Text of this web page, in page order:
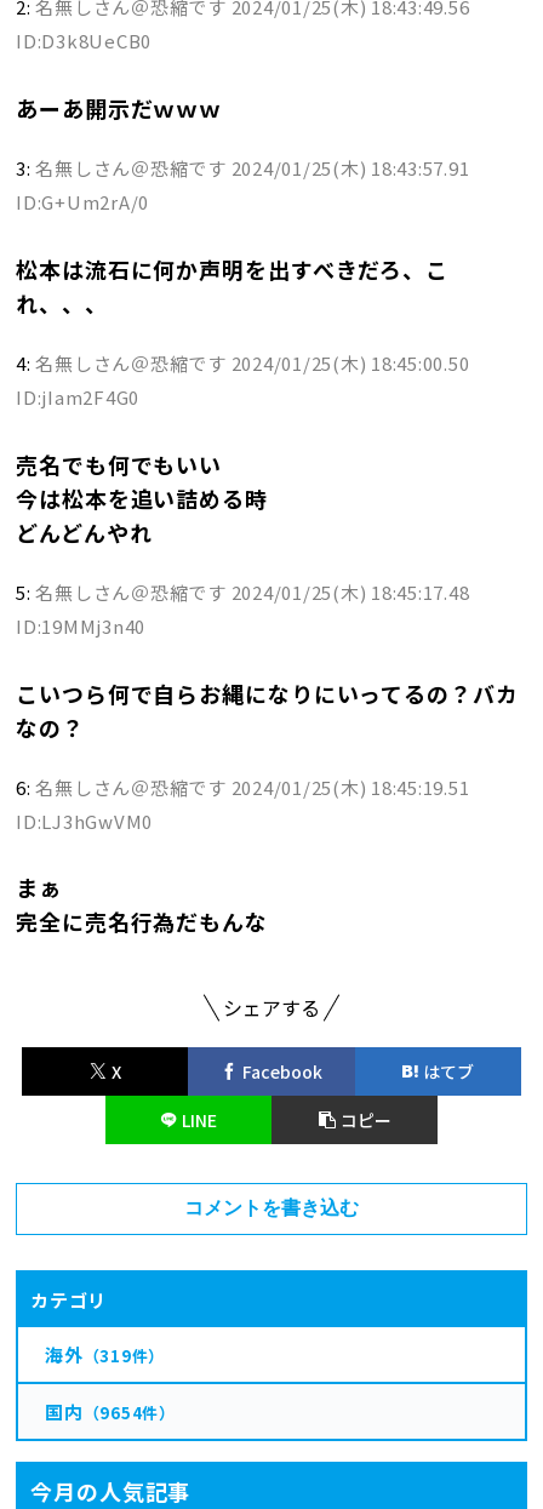
2:名無しさん＠恐縮です 2024/01/25(木) 18:43:49.56
ID:D3k8UeCB0
あーあ開示だｗｗｗ
3:名無しさん＠恐縮です 2024/01/25(木) 18:43:57.91
ID:G+Um2rA/0
松本は流石に何か声明を出すべきだろ、こ
れ、、、
4:名無しさん＠恐縮です 2024/01/25(木) 18:45:00.50
ID:jIam2F4G0
売名でも何でもいい
今は松本を追い詰める時
どんどんやれ
5:名無しさん＠恐縮です 2024/01/25(木) 18:45:17.48
ID:19MMj3n40
こいつら何で自らお縄になりにいってるの？バカ
なの？
6:名無しさん＠恐縮です 2024/01/25(木) 18:45:19.51
ID:LJ3hGwVM0
まぁ
完全に売名行為だもんな
シェアする
X Facebook
はてブ
LINE
コピー
コメントを書き込む
カテゴリ
海外 （319件）
国内 （9654件）
今月の人気記事